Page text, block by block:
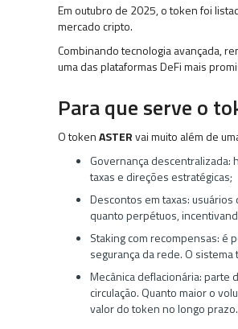
Em outubro de 2025, o token foi
mercado cripto.
Combinando tecnologia avançada,
uma das plataformas DeFi mais
Para que serve o
O tokenASTERvai muito além de
Governança
taxas e direções estratégicas;
Descontos em taxas: usuários
quanto perpétuos,
Staking com recompensas: é
segurança da rede. O
Mecânica deflacionária: parte
circulação. Quanto maior o
valor do token no longo prazo.